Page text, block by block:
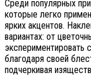
Среди популярных
которые легко
ярких акцентов.
вариантах: от
экспериментировать
благодаря своей
подчеркивая